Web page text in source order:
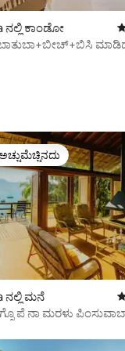
194 ವಿಮರ್ಶೆಗಳು
ನಲ್ಲಿ ಕಾಂಡೋ
156 ವಿಮರ್ಶೆಗಳು
ನಲ್ಲಿ ಮನೆ
ಪೆ ನಾ ಮರಳು